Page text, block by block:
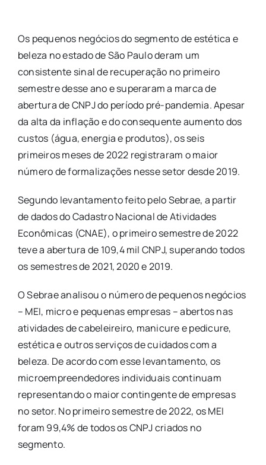
Os pequenos negócios do segmento de estética e
beleza no estado de São Paulo deram um
consistente sinal de recuperação no primeiro
semestre desse ano e superaram a marca de
abertura de CNPJ do período pré-pandemia. Apesar
da alta da inflação e do consequente aumento dos
custos (água, energia e produtos), os seis
primeiros meses de 2022 registraram o maior
número de formalizações nesse setor desde 2019.
Segundo levantamento feito pelo Sebrae, a partir
de dados do Cadastro Nacional de Atividades
Econômicas (CNAE), o primeiro semestre de 2022
teve a abertura de 109,4 mil CNPJ, superando todos
os semestres de 2021, 2020 e 2019.
O Sebrae analisou o número de pequenos negócios
– MEI, micro e pequenas empresas – abertos nas
atividades de cabeleireiro, manicure e pedicure,
estética e outros serviços de cuidados com a
beleza. De acordo com esse levantamento, os
microempreendedores individuais continuam
representando o maior contingente de empresas
no setor. No primeiro semestre de 2022, os MEI
foram 99,4% de todos os CNPJ criados no
segmento.